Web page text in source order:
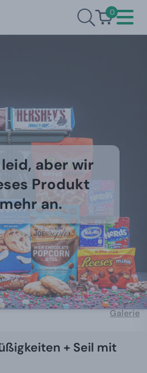
0
aber wir
Produkt
an.
Galerie
+ Seil mit